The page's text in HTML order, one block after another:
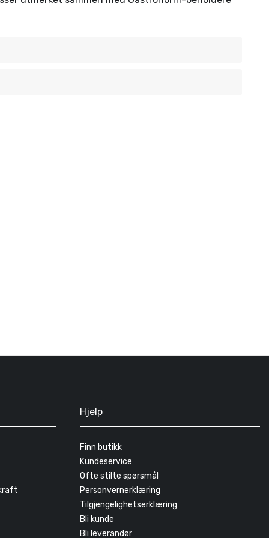
Hjelp
Finn butikk
Kundeservice
Ofte stilte spørsmål
Personvernerklæring
Tilgjengelighetserklæring
Bli kunde
Bli leverandør